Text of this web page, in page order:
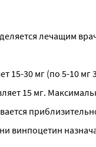
лечащим
15-30 мг (по 5-10 мг
15 мг.
винпоцетин